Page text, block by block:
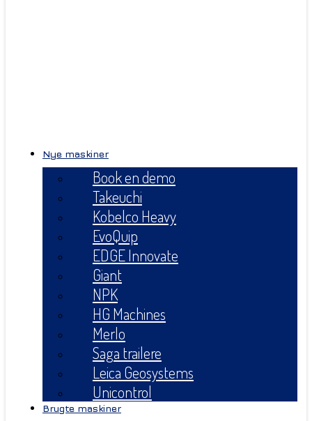
Nye maskiner
Book en demo
Takeuchi
Kobelco Heavy
EvoQuip
EDGE Innovate
Giant
NPK
HG Machines
Merlo
Saga trailere
Leica Geosystems
Unicontrol
Brugte maskiner